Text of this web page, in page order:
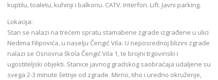
kuptilu, toaletu, kuhinji i balkonu. CATV. Interfon. Lift. Javni parking.
Lokacija:
Stan se nalazi na trećem spratu stamabene zgrade izgrađene u ulici
Nedima Filipovića, u naselju Čengić Vila. U neposrednoj blizini zgrade
nalazi se Osnovna škola Čengić Vila 1, te brojni trgovinski i
ugostiteljski objekti. Stanice javnog gradskog saobraćaja udaljene su
svega 2-3 minute šetnje od zgrade. Mirno, tiho i uredno okruženje,